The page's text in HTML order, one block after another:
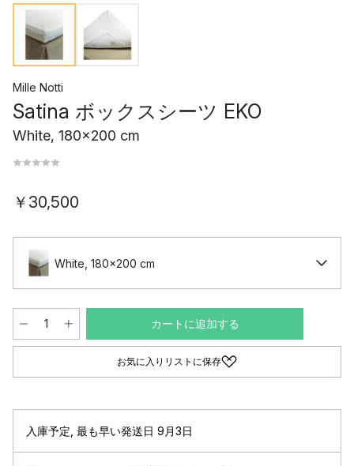
Mille Notti
Satina ボックスシーツ EKO
White, 180x200 cm
￥30,500
White, 180x200 cm
カートに追加する
お気に入りリストに保存
入庫予定 最も早い発送日 9月3日